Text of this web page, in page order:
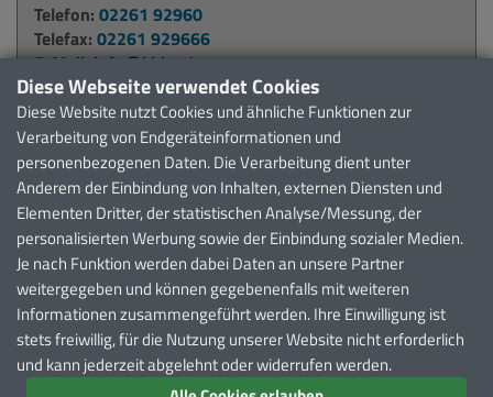
Diese Webseite verwendet Cookies
Diese Website nutzt Cookies und ähnliche Funktionen zur
Verarbeitung von Endgeräteinformationen und
personenbezogenen Daten. Die Verarbeitung dient unter
Anderem der Einbindung von Inhalten, externen Diensten und
Elementen Dritter, der statistischen Analyse/Messung, der
personalisierten Werbung sowie der Einbindung sozialer Medien.
Je nach Funktion werden dabei Daten an unsere Partner
weitergegeben und können gegebenenfalls mit weiteren
Informationen zusammengeführt werden. Ihre Einwilligung ist
stets freiwillig, für die Nutzung unserer Website nicht erforderlich
und kann jederzeit abgelehnt oder widerrufen werden.
Telefon: 02261 92960
Telefax: 02261 929666
E-Mail: info@kbko.de
Standort Waldbröl
Alter Krankenhausweg 6
51545 Waldbröl
Telefon: 02291 911371
Telefax: 02291 911372
E-Mail: waldbroel@kbko.de
Weitere Möglichkeiten zur Kontaktaufnahme finden Sie
auf unsererKontaktseite.